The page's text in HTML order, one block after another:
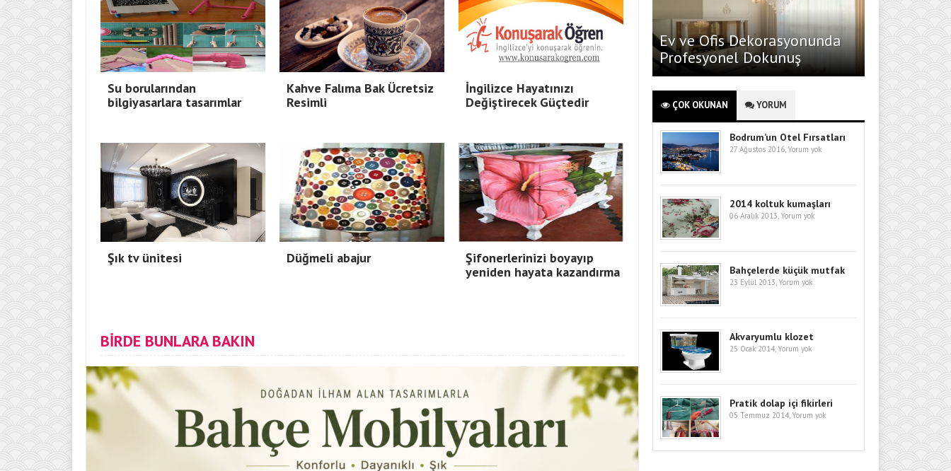
Su borularından
bilgiyasarlara tasarımlar
Kahve Falıma Bak Ücretsiz
Resimli
İngilizce Hayatınızı
Değiştirecek Güçtedir
Şık tv ünitesi Düğmeli abajur
Şifonerlerinizi boyayıp
yeniden hayata kazandırma
BİRDE BUNLARA BAKIN
Ev ve Ofis Dekorasyonunda
Profesyonel Dokunuş
ÇOK OKUNAN YORUM
Bodrum’un Otel Fırsatları
27 Ağustos 2016, Yorum yok
2014 koltuk kumaşları
06 Aralık 2013, Yorum yok
Bahçelerde küçük mutfak
23 Eylül 2013, Yorum yok
Akvaryumlu klozet
25 Ocak 2014, Yorum yok
Pratik dolap içi fikirleri
05 Temmuz 2014, Yorum yok